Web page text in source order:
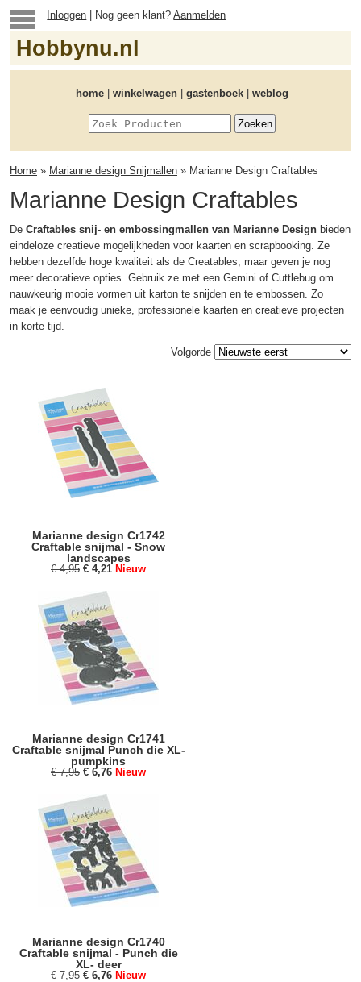
Inloggen | Nog geen klant?Aanmelden
Hobbynu.nl
home winkelwagen gastenboek weblog
Home » Marianne design Snijmallen » Marianne Design Craftables
Marianne Design Craftables
De Craftables snij- en embossingmallen van Marianne Design bieden
eindeloze creatieve mogelijkheden voor kaarten en scrapbooking. Ze
hebben dezelfde hoge kwaliteit als de Creatables, maar geven je nog
meer decoratieve opties. Gebruik ze met een Gemini of Cuttlebug om
nauwkeurig mooie vormen uit karton te snijden en te embossen. Zo
maak je eenvoudig unieke, professionele kaarten en creatieve projecten
in korte tijd.
Volgorde
Marianne design Cr1742
Craftable snijmal - Snow
landscapes
€ 4,95 € 4,21 Nieuw
Marianne design Cr1741
Craftable snijmal Punch die XL-
pumpkins
€ 7,95 € 6,76 Nieuw
Marianne design Cr1740
Craftable snijmal - Punch die
XL- deer
€ 7,95 € 6,76 Nieuw